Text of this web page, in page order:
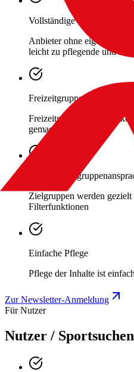
Vollständige Onlinepräsenz
Anbieter ohne eigene
leicht zu pflegende und
Freizeitgruppen werden
Freizeitgruppen werden
gemacht
Gezielte
Zielgruppen werden gezielt
Filterfunktionen
Einfache Pflege
Pflege der Inhalte ist
Zur Newsletter-Anmeldung
Für Nutzer
Nutzer /